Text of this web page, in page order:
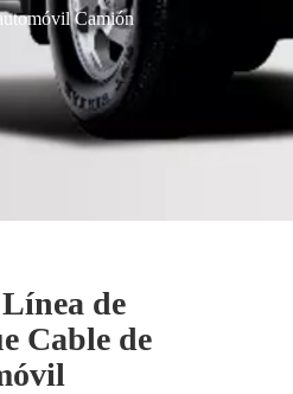
Camión
de
Cable de